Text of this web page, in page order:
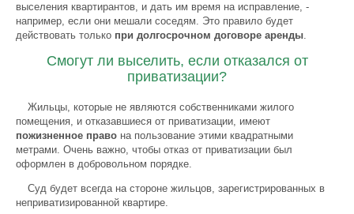
выселения квартирантов, и дать им время на исправление, -
например, если они мешали соседям. Это правило будет
действовать только при долгосрочном договоре аренды.
Смогут ли выселить, если отказался от
приватизации?
Жильцы, которые не являются собственниками жилого
помещения, и отказавшиеся от приватизации, имеют
пожизненное право на пользование этими квадратными
метрами. Очень важно, чтобы отказ от приватизации был
оформлен в добровольном порядке.
Суд будет всегда на стороне жильцов, зарегистрированных в
неприватизированной квартире.